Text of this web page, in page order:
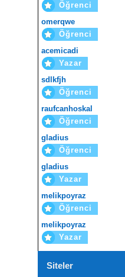
Öğrenci
omerqwe
Öğrenci
acemicadi
Yazar
sdlkfjh
Öğrenci
raufcanhoskal
Öğrenci
gladius
Öğrenci
gladius
Yazar
melikpoyraz
Öğrenci
melikpoyraz
Yazar
Siteler